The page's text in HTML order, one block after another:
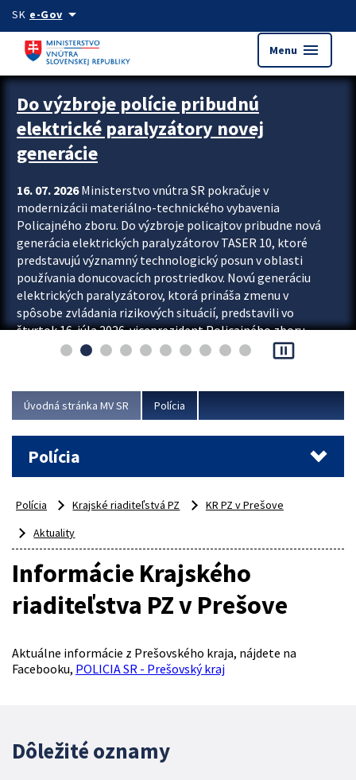
Preskocit na hlavný obsah
SK e-Govarrow_drop_down
Menu menu
Zastavit automatický posun upútavok
Do výzbroje polície pribudnú
elektrické paralyzátory novej
generácie
16. 07. 2026Ministerstvo vnútra SR pokračuje v
modernizácii materiálno-technického vybavenia
Policajného zboru. Do výzbroje policajtov pribudne nová
generácia elektrických paralyzátorov TASER 10, ktoré
predstavujú významný technologický posun v oblasti
používania donucovacích prostriedkov. Novú generáciu
elektrických paralyzátorov, ktorá prináša zmenu v
spôsobe zvládania rizikových situácií, predstavili vo
štvrtok 16. júla 2026 viceprezident Policajného zboru
Rastislav Polakovič a riaditeľ odboru výcviku...
pause_presentation
Úvodná stránka MV SR Polícia
Polícia
Polícia Krajské riaditeľstvá PZ
KR PZ v Prešove
Aktuality
Informácie Krajského
riaditeľstva PZ v Prešove
Aktuálne informácie z Prešovského kraja, nájdete na
Facebooku, POLICIA SR - Prešovský kraj
Dôležité oznamy